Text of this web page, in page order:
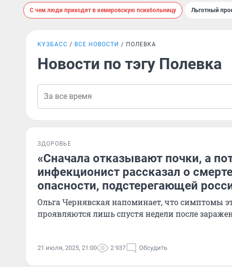
С чем люди приходят в кемеровскую психбольницу Льготный
КУЗБАСС ВСЕ НОВОСТИ ПОЛЕВКА
Новости по тэгу Полевка
ЗДОРОВЬЕ
«Сначала отказывают почки, а
инфекционист рассказал о
опасности, подстерегающей
Ольга Чернявская напоминает, что симптомы
проявляются лишь спустя недели после
21 июля, 2025, 21:00 2 937 Обсудить